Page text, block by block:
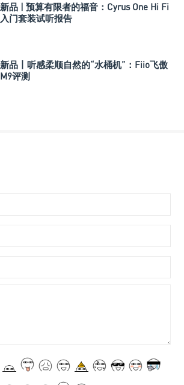
新品 | 预算有限者的福音：Cyrus One Hi Fi
入门套装试听报告
新品丨听感柔顺自然的“水桶机”：Fiio飞傲
M9评测